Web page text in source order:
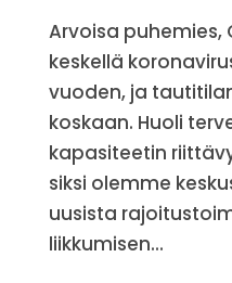
Arvoisa puhemies,
keskellä
vuoden, ja
koskaan. Huoli
kapasiteetin
siksi olemme
uusista
liikkumisen...